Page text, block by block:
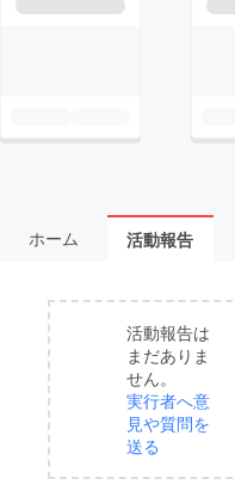
ホーム 活動報告
活動報告は
まだありま
せん。
実行者へ意
見や質問を
送る